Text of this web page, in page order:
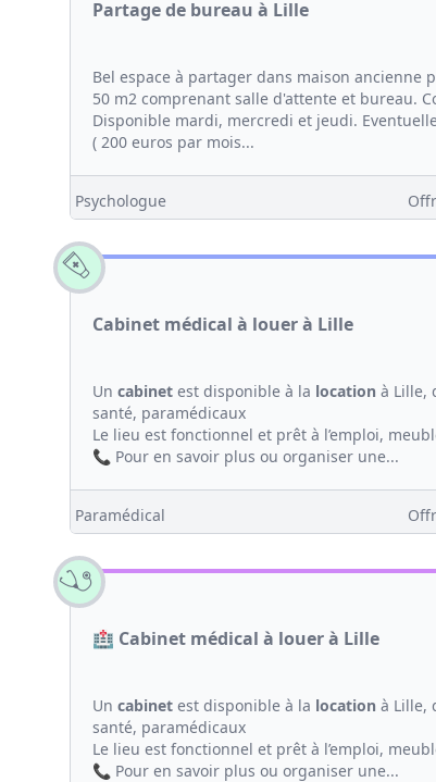
Partage de bureau à Lille
Bel espace à partager dans maison
50 m2 comprenant salle d'attente et bureau.
Disponible mardi, mercredi et jeudi.
( 200 euros par mois...
Psychologue
Cabinet médical à louer à Lille
Un cabinet est disponible à la location à Lille,
santé, paramédicaux
Le lieu est fonctionnel et prêt à l’emploi,
📞 Pour en savoir plus ou organiser une...
Paramédical
🏥 Cabinet médical à louer à Lille
Un cabinet est disponible à la location à Lille,
santé, paramédicaux
Le lieu est fonctionnel et prêt à l’emploi,
📞 Pour en savoir plus ou organiser une...